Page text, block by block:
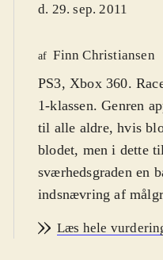
d. 29. sep. 2011
af Finn Christiansen
PS3, Xbox 360.
1-klassen. Genren
til alle aldre, hvis
blodet, men i dette
sværhedsgraden en
indsnævring af
være med, og man
Læs hele